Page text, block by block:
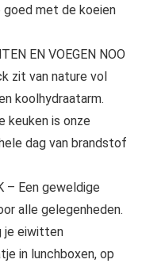
goed met de koeien
EN VOEGEN NOO
zit van nature vol
koolhydraatarm.
keuken is onze
dag van brandstof
– Een geweldige
alle gelegenheden.
je eiwitten
in lunchboxen, op